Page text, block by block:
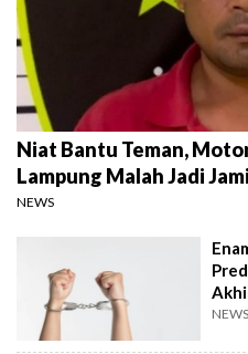
Niat Bantu Teman,
Lampung Malah Jadi
NEWS
NEWS